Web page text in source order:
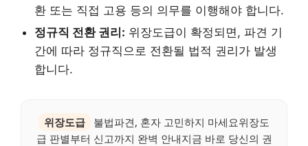
환 또는 직접 고용 등의 의무를 이행해야 합니다.
정규직 전환 권리: 위장도급이 확정되면, 파견 기
간에 따라 정규직으로 전환될 법적 권리가 발생
합니다.
위장도급
불법파견, 혼자 고민하지 마세요위장도
급 판별부터 신고까지 완벽 안내지금 바로 당신의 권